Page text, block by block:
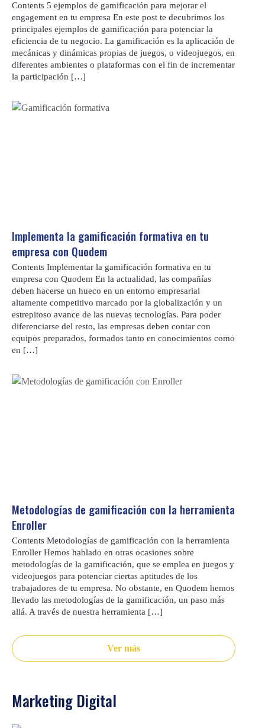
Contents 5 ejemplos de gamificación para mejorar el
engagement en tu empresa En este post te decubrimos los
principales ejemplos de gamificación para potenciar la
eficiencia de tu negocio. La gamificación es la aplicación de
mecánicas y dinámicas propias de juegos, o videojuegos, en
diferentes ambientes o plataformas con el fin de incrementar
la participación […]
Implementa la gamificación formativa en tu
empresa con Quodem
Contents Implementar la gamificación formativa en tu
empresa con Quodem En la actualidad, las compañías
deben hacerse un hueco en un entorno empresarial
altamente competitivo marcado por la globalización y un
estrepitoso avance de las nuevas tecnologías. Para poder
diferenciarse del resto, las empresas deben contar con
equipos preparados, formados tanto en conocimientos como
en […]
Metodologías de gamificación con la herramienta
Enroller
Contents Metodologías de gamificación con la herramienta
Enroller Hemos hablado en otras ocasiones sobre
metodologías de la gamificación, que se emplea en juegos y
videojuegos para potenciar ciertas aptitudes de los
trabajadores de tu empresa. No obstante, en Quodem hemos
llevado las metodologías de la gamificación, un paso más
allá. A través de nuestra herramienta […]
Ver más
Marketing Digital